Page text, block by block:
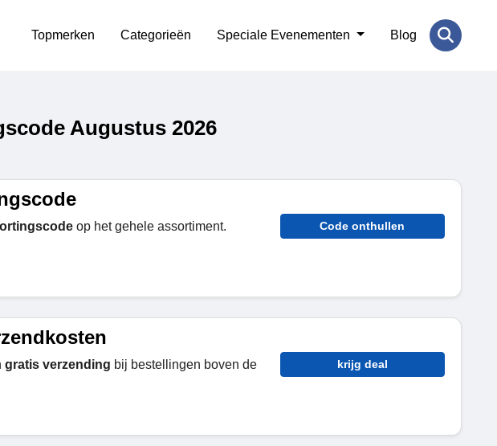
Topmerken Categorieën Speciale Evenementen Blog
Augustus 2026
op het gehele assortiment. Code onthullen
gratis verzending bij bestellingen boven de
krijg deal